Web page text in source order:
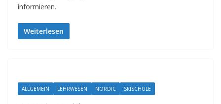
informieren.
Weiterlesen
ALLGEMEIN LEHRWESEN NORDIC SKISCHULE